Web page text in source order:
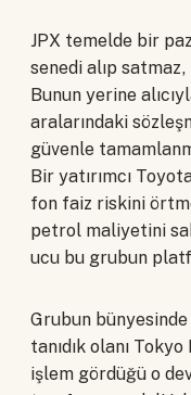
JPX temelde bir
senedi alıp
Bunun yerine
aralarındaki
güvenle
Bir yatırımcı
fon faiz riskini
petrol maliyetini
ucu bu grubun
Grubun
tanıdık olanı
işlem gördüğü o